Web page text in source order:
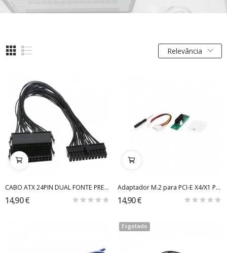
Relevância
CABO ATX 24PIN DUAL FONTE PRETO - 20CM
14,90 €
Adaptador M.2 para PCI-E X4/X1 PARA MINING
14,90 €
Esgotado